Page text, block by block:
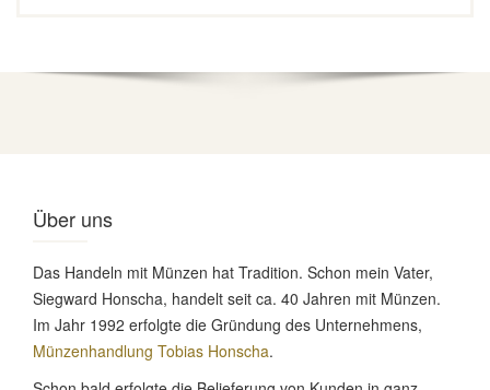
Über uns
Das Handeln mit Münzen hat Tradition. Schon mein Vater,
Siegward Honscha, handelt seit ca. 40 Jahren mit Münzen.
Im Jahr 1992 erfolgte die Gründung des Unternehmens,
Münzenhandlung Tobias Honscha.